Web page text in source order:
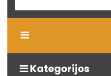
Kategorijos
Toggle